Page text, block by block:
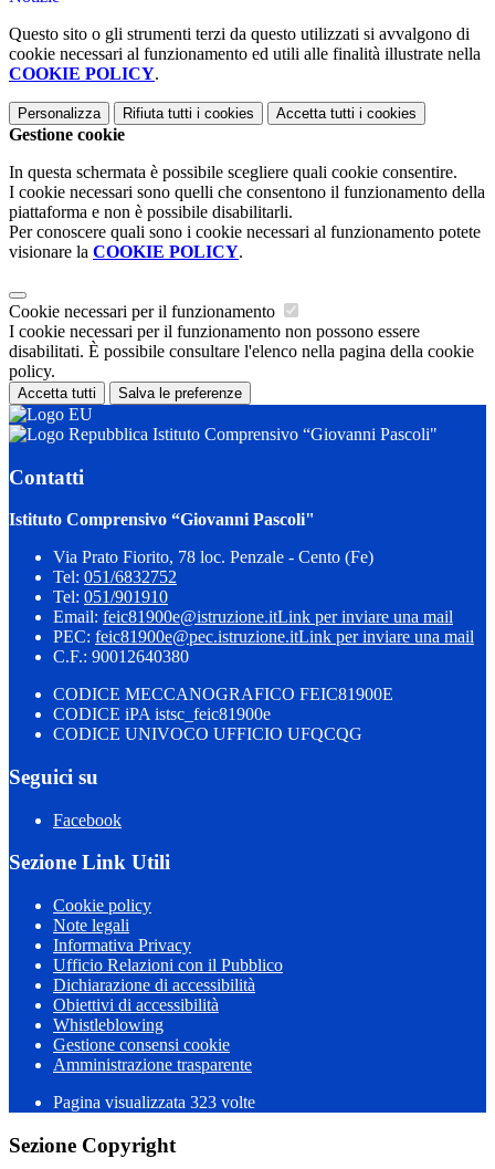
Questo sito o gli strumenti terzi da questo utilizzati si avvalgono di
cookie necessari al funzionamento ed utili alle finalità illustrate nella
COOKIE POLICY.
Personalizza Rifiuta tutti i cookies Accetta tutti i cookies
Gestione cookie
In questa schermata è possibile scegliere quali cookie consentire.
I cookie necessari sono quelli che consentono il funzionamento della
piattaforma e non è possibile disabilitarli.
Per conoscere quali sono i cookie necessari al funzionamento potete
visionare la COOKIE POLICY.
Cookie necessari per il funzionamento
I cookie necessari per il funzionamento non possono essere
disabilitati. È possibile consultare l'elenco nella pagina della cookie
policy.
Accetta tutti Salva le preferenze
Istituto Comprensivo “Giovanni Pascoli"
Contatti
Istituto Comprensivo “Giovanni Pascoli"
Via Prato Fiorito, 78 loc. Penzale - Cento (Fe)
Tel: 051/6832752
Tel: 051/901910
Email: feic81900e@istruzione.itLink per inviare una mail
PEC: feic81900e@pec.istruzione.itLink per inviare una mail
C.F.: 90012640380
CODICE MECCANOGRAFICO FEIC81900E
CODICE iPA istsc_feic81900e
CODICE UNIVOCO UFFICIO UFQCQG
Seguici su
Facebook
Sezione Link Utili
Cookie policy
Note legali
Informativa Privacy
Ufficio Relazioni con il Pubblico
Dichiarazione di accessibilità
Obiettivi di accessibilità
Whistleblowing
Gestione consensi cookie
Amministrazione trasparente
Pagina visualizzata 323 volte
Sezione Copyright